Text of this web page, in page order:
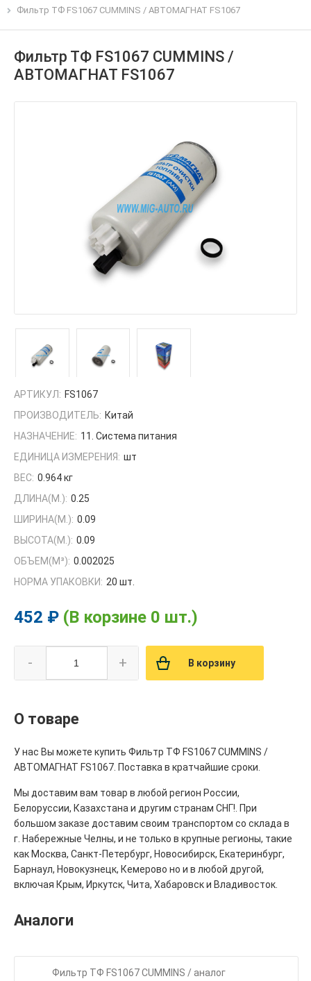
Фильтр ТФ FS1067 CUMMINS / АВТОМАГНАТ FS1067
Фильтр ТФ FS1067 CUMMINS /
АВТОМАГНАТ FS1067
АРТИКУЛ: FS1067
ПРОИЗВОДИТЕЛЬ: Китай
НАЗНАЧЕНИЕ: 11. Система питания
ЕДИНИЦА ИЗМЕРЕНИЯ: шт
ВЕС: 0.964 кг
ДЛИНА(М.): 0.25
ШИРИНА(М.): 0.09
ВЫСОТА(М.): 0.09
ОБЪЕМ(M³): 0.002025
НОРМА УПАКОВКИ: 20 шт.
452 ₽ (В корзине 0 шт.)
- + В корзину
О товаре
У нас Вы можете купить Фильтр ТФ FS1067 CUMMINS /
АВТОМАГНАТ FS1067. Поставка в кратчайшие сроки.
Мы доставим вам товар в любой регион России,
Белоруссии, Казахстана и другим странам СНГ!. При
большом заказе доставим своим транспортом со склада в
г. Набережные Челны, и не только в крупные регионы, такие
как Москва, Санкт-Петербург, Новосибирск, Екатеринбург,
Барнаул, Новокузнецк, Кемерово но и в любой другой,
включая Крым, Иркутск, Чита, Хабаровск и Владивосток.
Аналоги
Фильтр ТФ FS1067 CUMMINS / аналог